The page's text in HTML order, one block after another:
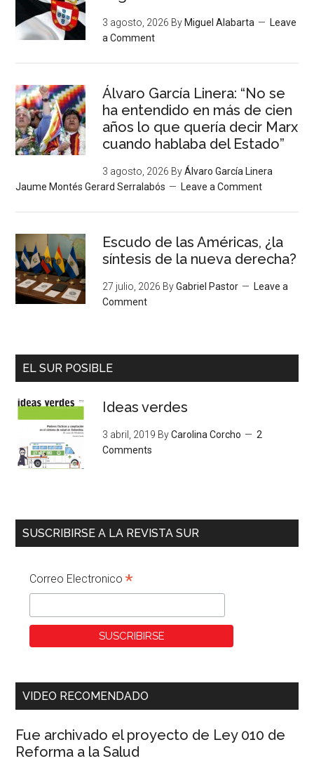
3 agosto, 2026 By Miguel Alabarta
Leave
a Comment
Álvaro García Linera: “No se
ha entendido en más de cien
años lo que quería decir Marx
cuando hablaba del Estado”
3 agosto, 2026 ByÁlvaro García Linera
Jaume Montés Gerard Serralabós
Leave a Comment
Escudo de las Américas, ¿la
síntesis de la nueva derecha?
27 julio, 2026 ByGabriel Pastor
Leave a
Comment
EL SUR POSIBLE
Ideas verdes
3 abril, 2019 ByCarolina Corcho
2
Comments
SUSCRIBIRSE A LA REVISTA SUR
Correo Electronico*
VIDEO RECOMENDADO
Fue archivado el proyecto de Ley 010 de
Reforma a la Salud